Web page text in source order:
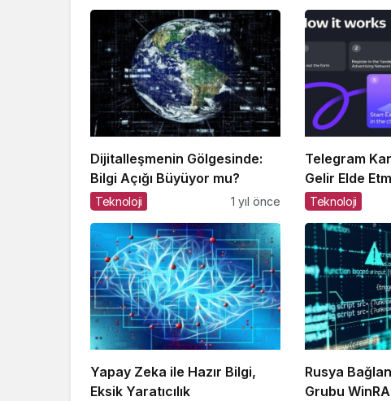
Dijitalleşmenin Gölgesinde:
Bilgi Açığı Büyüyor mu?
Teknoloji 1 yıl önce
Telegram
Gelir Elde
Mümkün
Teknoloji
Yapay Zeka ile Hazır Bilgi,
Eksik Yaratıcılık
Rusya
Grubu